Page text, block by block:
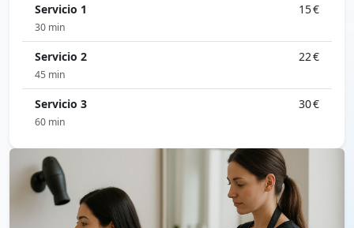
Servicio 1 15 €
30 min
Servicio 2 22 €
45 min
Servicio 3 30 €
60 min